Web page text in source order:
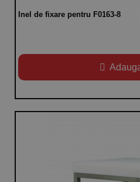
Inel de fixare pentru F0163-8